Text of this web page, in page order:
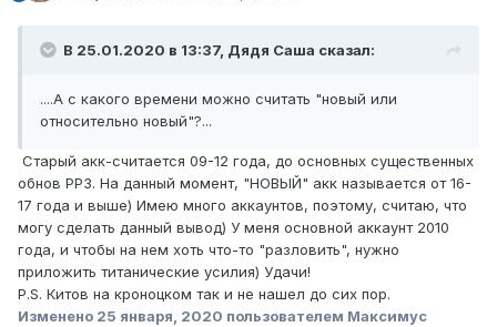
В 25.01.2020 в 13:37, Дядя Саша сказал:
....А с какого времени можно считать "новый или
относительно новый"?...
Старый акк-считается 09-12 года, до основных существенных
обнов РР3. На данный момент, "НОВЫЙ" акк называется от 16-
17 года и выше) Имею много аккаунтов, поэтому, считаю, что
могу сделать данный вывод) У меня основной аккаунт 2010
года, и чтобы на нем хоть что-то "разловить", нужно
приложить титанические усилия) Удачи!
P.S. Китов на кроноцком так и не нашел до сих пор.
Изменено 25 января, 2020 пользователем Максимус